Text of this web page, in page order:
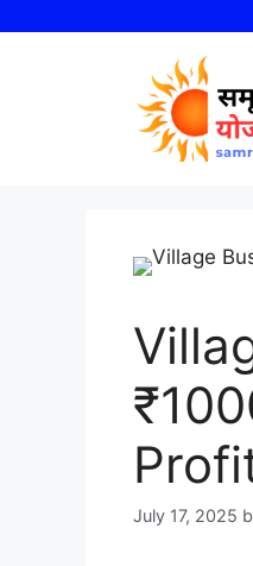
July 17, 2025